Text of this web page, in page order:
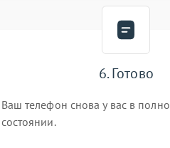
6. Готово
Ваш телефон снова у вас в
состоянии.